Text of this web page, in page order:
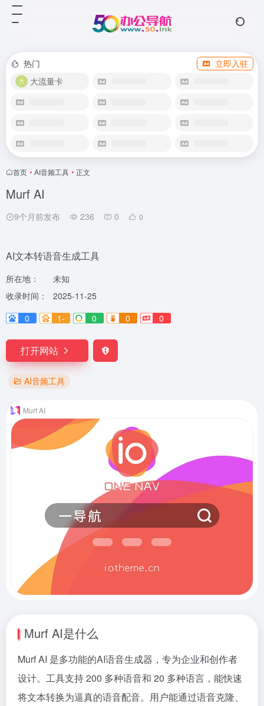
热门
立即入驻
大流量卡
首页 • AI音频工具 • 正文
Murf AI
9个月前发布 236 0 0
AI文本转语音生成工具
所在地：
未知
收录时间：
2025-11-25
0
1- 0 0 0
打开网站
AI音频工具
Murf AI
Murf AI是什么
Murf AI 是多功能的AI语音生成器，专为企业和创作者
设计。工具支持 200 多种语音和 20 多种语言，能快速
将文本转换为逼真的语音配音。用户能通过语音克隆、